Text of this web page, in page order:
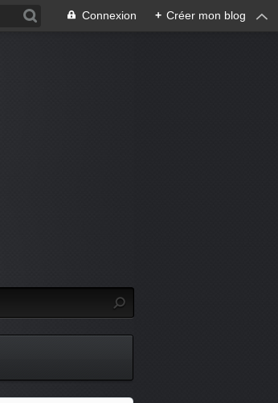
Connexion + Créer mon blog